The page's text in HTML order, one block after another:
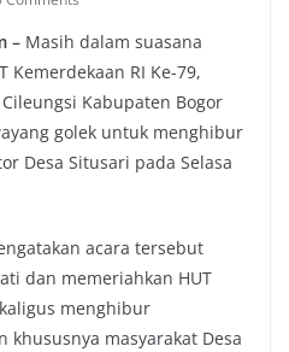
– Masih dalam suasana
Kemerdekaan RI Ke-79,
Kabupaten Bogor
golek untuk menghibur
Desa Situsari pada Selasa
acara tersebut
dan memeriahkan HUT
menghibur
khususnya masyarakat Desa